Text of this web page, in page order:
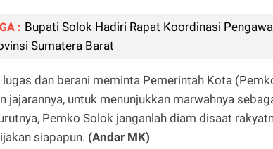
: Bupati Solok Hadiri Rapat Koordinasi
Sumatera Barat
lugas dan berani meminta Pemerintah Kota
jajarannya, untuk menunjukkan marwahnya
Pemko Solok janganlah diam disaat
siapapun. (Andar MK)